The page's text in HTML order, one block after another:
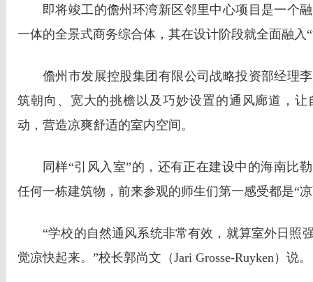
即将竣工的儋州环湾新区邻里中心项目是一个
一体的全景式商务综合体，其在设计阶段就全面融入
儋州市发展控股集团有限公司战略投资部经理
筑朝向、宽大的挑檐以及巧妙设置的通风廊道，
动，营造凉爽舒适的室内空间。
同样“引风入室”的，还有正在建设中的海南比
任何一栋建筑物，前来参观的师生们第一感受都是“
“学校的自然通风系统非常有效，就算室外日照
觉凉快起来。”校长郭尚文（Jari Grosse-Ruyken）说。